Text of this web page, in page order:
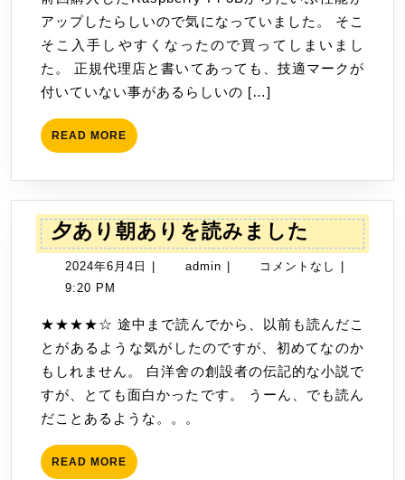
買
い
ま
し
た
月
8
日
アップしたらしいので気になっていました。 そこ
そこ入手しやすくなったので買ってしまいまし
た。 正規代理店と書いてあっても、技適マークが
付いていない事があるらしいの […]
READ MORE READ
MORE
夕あり朝ありを読みました
あ
り
あ
り
を
読
2024年6月4日
2024
月
4
日
admin adminコメントなし
9:20 PM
★★★★☆ 途中まで読んでから、以前も読んだこ
とがあるような気がしたのですが、初めてなのか
もしれません。 白洋舍の創設者の伝記的な小説で
すが、とても面白かったです。 うーん、でも読ん
だことあるような。。。
READ MORE READ
MORE